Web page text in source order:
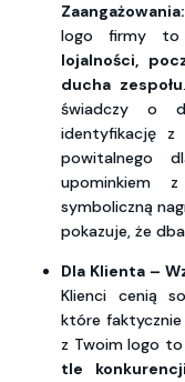
Zaangażowania:
logo firmy to
lojalności,
ducha zespołu
świadczy o
identyfikację z
powitalnego
upominkiem
symboliczną
pokazuje, że
Dla Klienta –
Klienci cenią
które faktycznie
z Twoim logo
tle konkurencji